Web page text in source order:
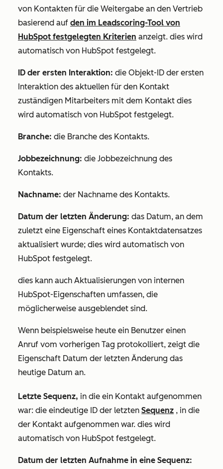
von Kontakten für die Weitergabe an den Vertrieb
basierend auf den im Leadscoring-Tool von
HubSpot festgelegten Kriterien anzeigt. dies wird
automatisch von HubSpot festgelegt.
ID der ersten Interaktion: die Objekt-ID der ersten
Interaktion des aktuellen für den Kontakt
zuständigen Mitarbeiters mit dem Kontakt dies
wird automatisch von HubSpot festgelegt.
Branche: die Branche des Kontakts.
Jobbezeichnung: die Jobbezeichnung des
Kontakts.
Nachname: der Nachname des Kontakts.
Datum der letzten Änderung: das Datum, an dem
zuletzt eine Eigenschaft eines Kontaktdatensatzes
aktualisiert wurde; dies wird automatisch von
HubSpot festgelegt.
dies kann auch Aktualisierungen von internen
HubSpot-Eigenschaften umfassen, die
möglicherweise ausgeblendet sind.
Wenn beispielsweise heute ein Benutzer einen
Anruf vom vorherigen Tag protokolliert, zeigt die
Eigenschaft Datum der letzten Änderung das
heutige Datum an.
Letzte Sequenz, in die ein Kontakt aufgenommen
war: die eindeutige ID der letzten Sequenz , in die
der Kontakt aufgenommen war. dies wird
automatisch von HubSpot festgelegt.
Datum der letzten Aufnahme in eine Sequenz: